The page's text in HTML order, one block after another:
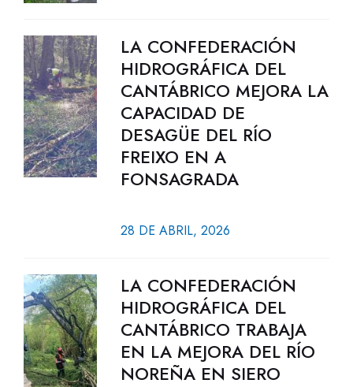
LA CONFEDERACIÓN
HIDROGRÁFICA DEL
CANTÁBRICO MEJORA LA
CAPACIDAD DE
DESAGÜE DEL RÍO
FREIXO EN A
FONSAGRADA
28 DE ABRIL, 2026
LA CONFEDERACIÓN
HIDROGRÁFICA DEL
CANTÁBRICO TRABAJA
EN LA MEJORA DEL RÍO
NOREÑA EN SIERO